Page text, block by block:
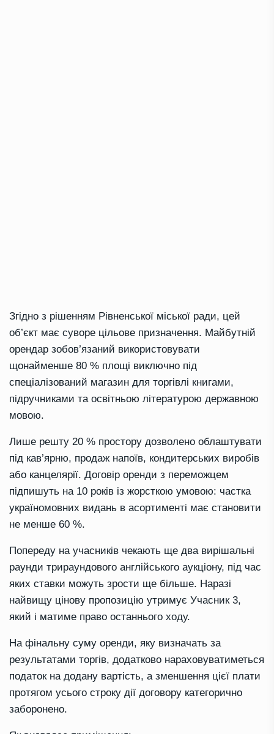
Згідно з рішенням Рівненської міської ради, цей
об’єкт має суворе цільове призначення. Майбутній
орендар зобов’язаний використовувати
щонайменше 80 % площі виключно під
спеціалізований магазин для торгівлі книгами,
підручниками та освітньою літературою державною
мовою.
Лише решту 20 % простору дозволено облаштувати
під кав’ярню, продаж напоїв, кондитерських виробів
або канцелярії. Договір оренди з переможцем
підпишуть на 10 років із жорсткою умовою: частка
україномовних видань в асортименті має становити
не менше 60 %.
Попереду на учасників чекають ще два вирішальні
раунди трираундового англійського аукціону, під час
яких ставки можуть зрости ще більше. Наразі
найвищу цінову пропозицію утримує Учасник 3,
який і матиме право останнього ходу.
На фінальну суму оренди, яку визначать за
результатами торгів, додатково нараховуватиметься
податок на додану вартість, а зменшення цієї плати
протягом усього строку дії договору категорично
заборонено.